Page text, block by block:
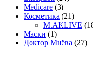
Medicare (3)
Косметика (21)
M.AKLIVE
Маски (1)
Доктор Мнёва (27)